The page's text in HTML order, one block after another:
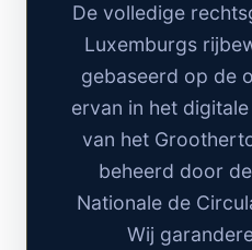
De volledige
Luxemburgs
gebaseerd op de
ervan in het
van het
beheerd door de
Nationale de
Wij